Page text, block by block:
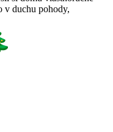
v duchu pohody,